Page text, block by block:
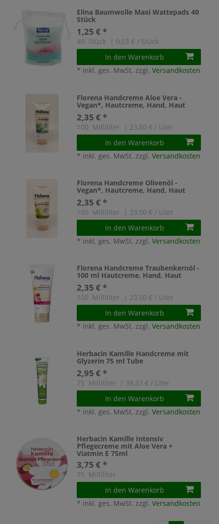
Elina Baumwolle Maxi Wattepads 40
Stück
1,25 € *
40 Stück | 0,03 € / Stück
In den Warenkorb
* inkl. ges. MwSt. zzgl.Versandkosten
Florena Handcreme Aloe Vera -
Vegan*, Hautcreme, Hand, Haut
2,35 € *
100 Milliliter
| 23,50 € / Liter
In den Warenkorb
* inkl. ges. MwSt. zzgl.Versandkosten
Florena Handcreme Olivenöl -
Vegan*, Hautcreme, Hand, Haut
2,35 € *
100 Milliliter
| 23,50 € / Liter
In den Warenkorb
* inkl. ges. MwSt. zzgl.Versandkosten
Florena Handcreme Traubenkernöl -
100 ml Hautcreme, Hand, Haut
2,35 € *
100 Milliliter
| 23,50 € / Liter
In den Warenkorb
* inkl. ges. MwSt. zzgl.Versandkosten
Herbacin Kamille Handcreme mit
Glyzerin 75 ml Tube
2,95 € *
75 Milliliter
| 39,33 € / Liter
In den Warenkorb
* inkl. ges. MwSt. zzgl.Versandkosten
Herbacin Kamille Intensiv
Pflegecreme mit Aloe Vera +
Viatmin E 75ml
3,75 € *
75 Milliliter
In den Warenkorb
* inkl. ges. MwSt. zzgl.Versandkosten